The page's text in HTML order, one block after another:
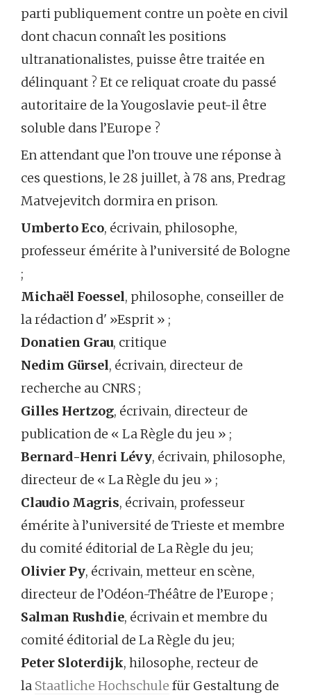
parti publiquement contre un poète en civil
dont chacun connaît les positions
ultranationalistes, puisse être traitée en
délinquant ? Et ce reliquat croate du passé
autoritaire de la Yougoslavie peut-il être
soluble dans l’Europe ?
En attendant que l’on trouve une réponse à
ces questions, le 28 juillet, à 78 ans, Predrag
Matvejevitch dormira en prison.
Umberto Eco, écrivain, philosophe,
professeur émérite à l’université de Bologne
;
Michaël Foessel, philosophe, conseiller de
la rédaction d' »Esprit » ;
Donatien Grau, critique
Nedim Gürsel, écrivain, directeur de
recherche au CNRS ;
Gilles Hertzog, écrivain, directeur de
publication de « La Règle du jeu » ;
Bernard-Henri Lévy, écrivain, philosophe,
directeur de « La Règle du jeu » ;
Claudio Magris, écrivain, professeur
émérite à l’université de Trieste et membre
du comité éditorial de La Règle du jeu;
Olivier Py, écrivain, metteur en scène,
directeur de l’Odéon-Théâtre de l’Europe ;
Salman Rushdie, écrivain et membre du
comité éditorial de La Règle du jeu;
Peter Sloterdijk, hilosophe, recteur de
la Staatliche Hochschule für Gestaltung de